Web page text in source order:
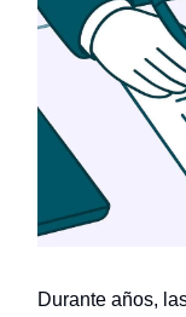
Durante años,